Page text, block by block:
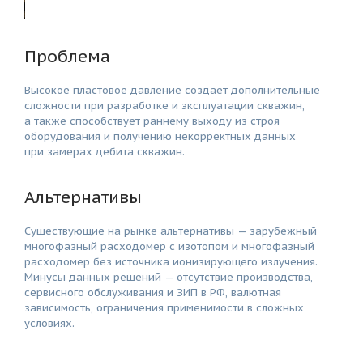
Проблема
Высокое пластовое давление создает дополнительные
сложности при разработке и эксплуатации скважин,
а также способствует раннему выходу из строя
оборудования и получению некорректных данных
при замерах дебита скважин.
Альтернативы
Существующие на рынке альтернативы — зарубежный
многофазный расходомер с изотопом и многофазный
расходомер без источника ионизирующего излучения.
Минусы данных решений — отсутствие производства,
сервисного обслуживания и ЗИП в РФ, валютная
зависимость, ограничения применимости в сложных
условиях.